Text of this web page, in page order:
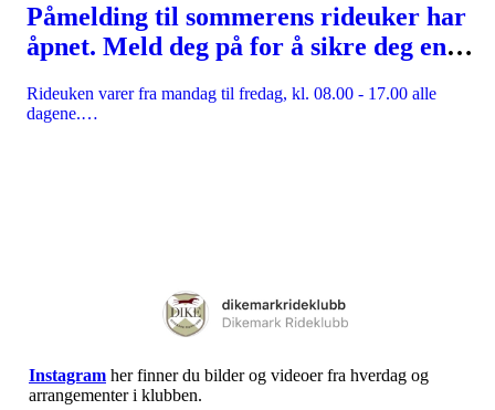
Påmelding til sommerens rideuker har
åpnet. Meld deg på for å sikre deg en
Rideuken varer fra mandag til fredag, kl. 08.00 - 17.00 alle
dagene.…
Instagram her finner du bilder og videoer fra hverdag og
arrangementer i klubben.